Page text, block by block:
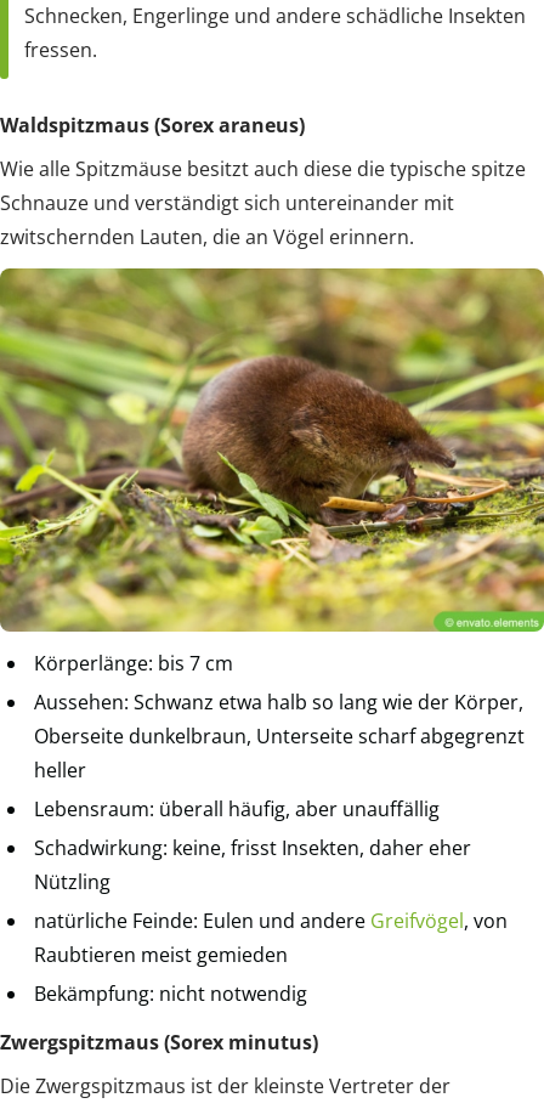
Schnecken, Engerlinge und andere schädliche Insekten
fressen.
Waldspitzmaus (Sorex araneus)
Wie alle Spitzmäuse besitzt auch diese die typische spitze
Schnauze und verständigt sich untereinander mit
zwitschernden Lauten, die an Vögel erinnern.
Körperlänge: bis 7 cm
Aussehen: Schwanz etwa halb so lang wie der Körper,
Oberseite dunkelbraun, Unterseite scharf abgegrenzt
heller
Lebensraum: überall häufig, aber unauffällig
Schadwirkung: keine, frisst Insekten, daher eher
Nützling
natürliche Feinde: Eulen und andere Greifvögel, von
Raubtieren meist gemieden
Bekämpfung: nicht notwendig
Zwergspitzmaus (Sorex minutus)
Die Zwergspitzmaus ist der kleinste Vertreter der